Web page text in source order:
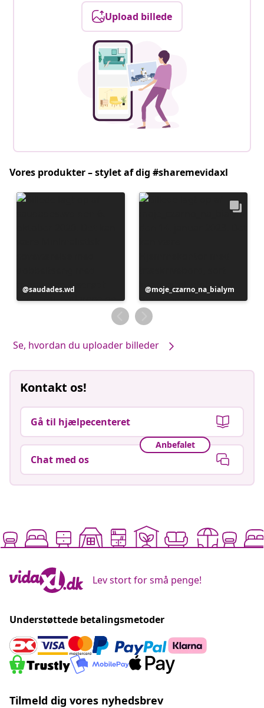
Upload billede
Vores produkter – stylet af dig #sharemevidaxl
Opslag
offentliggjort
saudades.wd
Opslag
offentliggjort
af
moje_czarno_na_bialym
Se, hvordan du uploader billeder
Kontakt os!
Gå til hjælpecenteret
Anbefalet
Chat med os
Lev stort for små penge!
Understøttede betalingsmetoder
Tilmeld dig vores nyhedsbrev